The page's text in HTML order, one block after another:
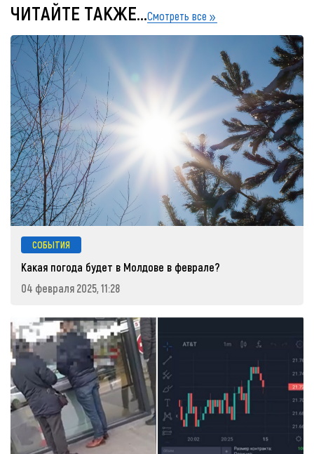
ЧИТАЙТЕ ТАКЖЕ...Смотреть все
СОБЫТИЯ
Какая погода будет в Молдове в феврале?
04 февраля 2025, 11:28